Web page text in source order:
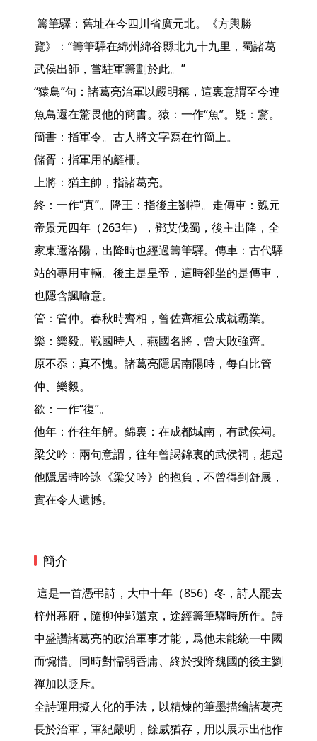
覽》：“籌筆驛在綿州綿谷縣北九十九里，蜀諸葛
武侯出師，嘗駐軍籌劃於此。”
“猿鳥”句：諸葛亮治軍以嚴明稱，這裏意謂至今連
魚鳥還在驚畏他的簡書。猿：一作“魚”。疑：驚。
簡書：指軍令。古人將文字寫在竹簡上。
儲胥：指軍用的籬柵。
上將：猶主帥，指諸葛亮。
終：一作“真”。降王：指後主劉禪。走傳車：魏元
帝景元四年（263年），鄧艾伐蜀，後主出降，全
家東遷洛陽，出降時也經過籌筆驛。傳車：古代驛
站的專用車輛。後主是皇帝，這時卻坐的是傳車，
也隱含諷喻意。
管：管仲。春秋時齊相，曾佐齊桓公成就霸業。
樂：樂毅。戰國時人，燕國名將，曾大敗強齊。
原不忝：真不愧。諸葛亮隱居南陽時，每自比管
仲、樂毅。
欲：一作“復”。
他年：作往年解。錦裏：在成都城南，有武侯祠。
梁父吟：兩句意謂，往年曾謁錦裏的武侯祠，想起
他隱居時吟詠《梁父吟》的抱負，不曾得到舒展，
實在令人遺憾。
簡介
梓州幕府，隨柳仲郢還京，途經籌筆驛時所作。詩
中盛讚諸葛亮的政治軍事才能，爲他未能統一中國
而惋惜。同時對懦弱昏庸、終於投降魏國的後主劉
禪加以貶斥。
全詩運用擬人化的手法，以精煉的筆墨描繪諸葛亮
長於治軍，軍紀嚴明，餘威猶存，用以展示出他作